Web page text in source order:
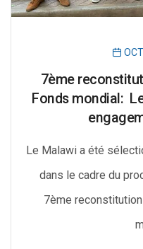
7ème
Fonds mondial:
Le Malawi a été
dans le cadre du
7ème